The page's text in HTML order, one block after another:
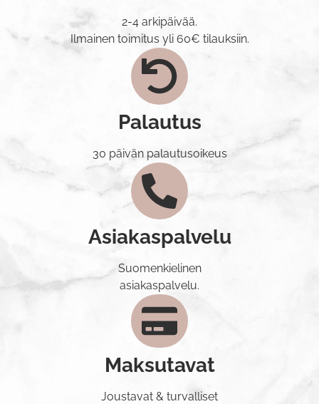
2-4 arkipäivää.
Ilmainen toimitus yli 60€ tilauksiin.
Palautus
30 päivän palautusoikeus
Asiakaspalvelu
Suomenkielinen
asiakaspalvelu.
Maksutavat
Joustavat & turvalliset